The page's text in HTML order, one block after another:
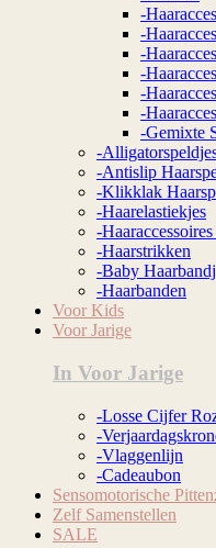
-
-
-
-
-
-
-Gemixte
-
-Antislip
-Klikklak
-Haarelastiekjes
-
-Haarstrikken
-Baby
-Haarbanden
Voor Kids
Voor Jarige
In Voor Jarige
-Losse Cijfer
-
-Vlaggenlijn
-Cadeaubon
Sensomotorische
Zelf Samenstellen
SALE